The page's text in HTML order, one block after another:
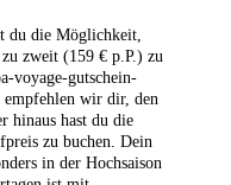
du die Möglichkeit,
zweit (159 € p.P.) zu
voyage-gutschein-
empfehlen wir dir, den
hinaus hast du die
zu buchen. Dein
in der Hochsaison